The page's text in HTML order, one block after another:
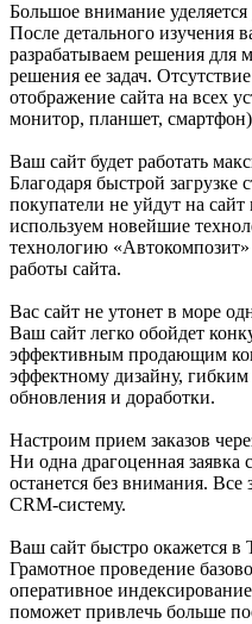
Большое внимание уделяется
После детального изучения
разрабатываем решения для
решения ее задач.
отображение сайта на всех
монитор, планшет, смартфон)
Ваш сайт будет работать
Благодаря быстрой
покупатели не уйдут на
используем новейшие
технологию
работы сайта.
Вас сайт не утонет в море
Ваш сайт легко обойдет
эффективным продающим
эффектному дизайну,
обновления и доработки.
Настроим прием заказов
Ни одна драгоценная заявка
останется без внимания. Все
CRM-систему.
Ваш сайт быстро окажется
Грамотное проведение
оперативное
поможет привлечь больше